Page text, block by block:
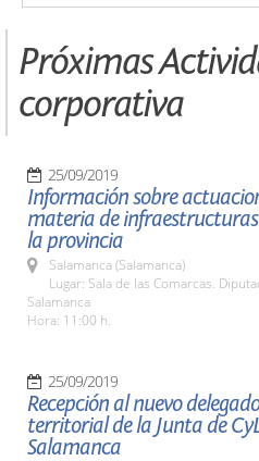
Próximas
corporativa
25/09/2019
Información sobre
materia de
la provincia
Salamanca (Salamanca)
Lugar: Sala de las Comarcas.
Salamanca
Hora: 11:00 h.
25/09/2019
Recepción al nuevo delegado
territorial de la Junta de
Salamanca